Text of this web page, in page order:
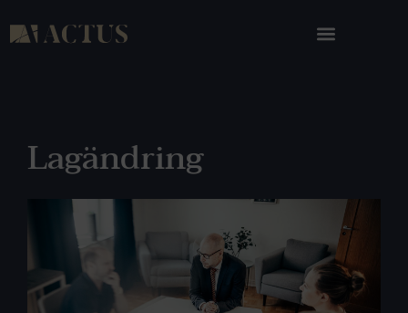
Lagändring